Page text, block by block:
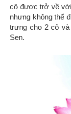
cô được trở về
nhưng không thể
trưng cho 2 cô
Sen.